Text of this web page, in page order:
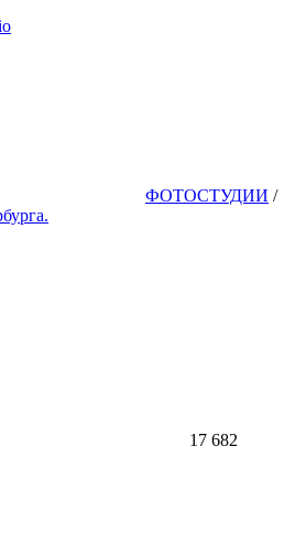
ФОТОСТУДИИ /
17 682